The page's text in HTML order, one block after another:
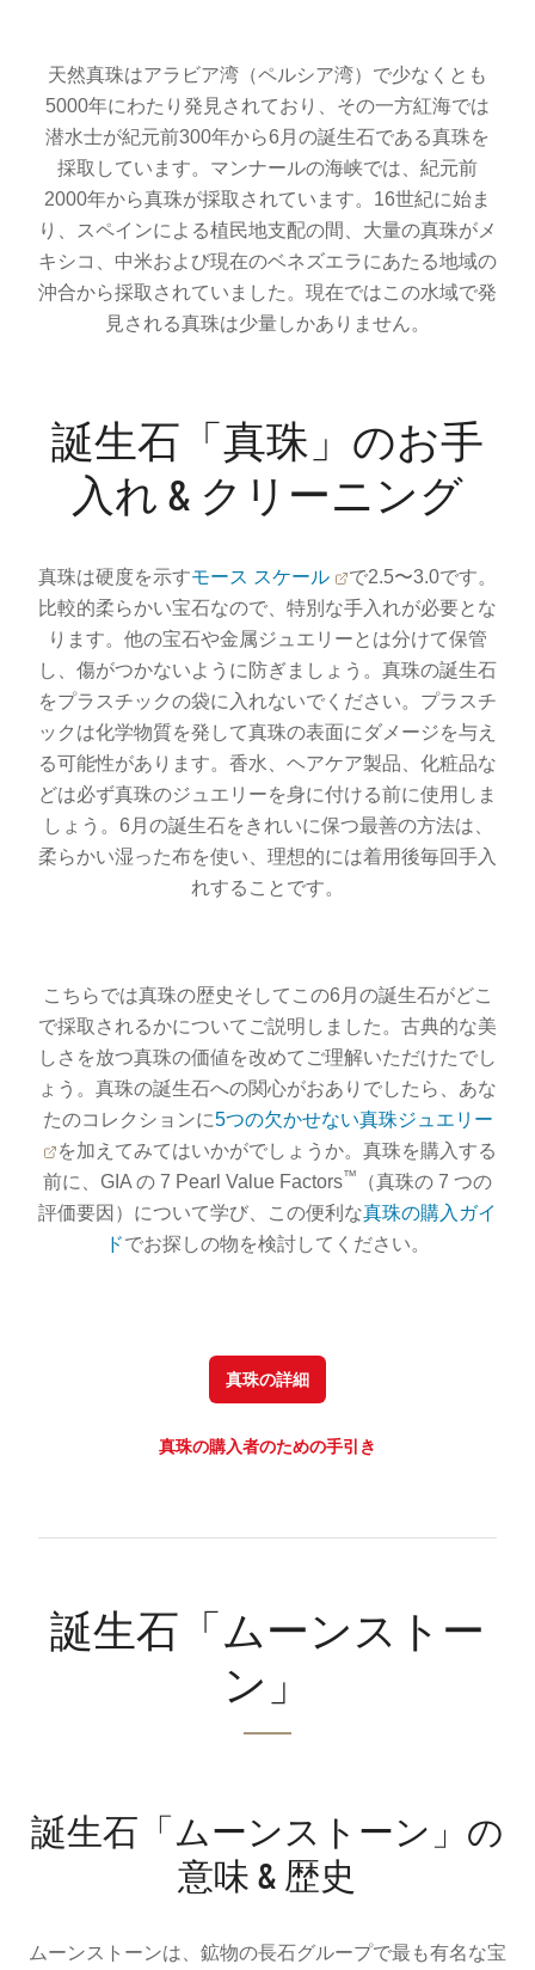
天然真珠はアラビア湾（ペルシア湾）で少なくとも
5000年にわたり発見されており、その一方紅海では
潜水士が紀元前300年から6月の誕生石である真珠を
採取しています。マンナールの海峡では、紀元前
2000年から真珠が採取されています。16世紀に始ま
り、スペインによる植民地支配の間、大量の真珠がメ
キシコ、中米および現在のベネズエラにあたる地域の
沖合から採取されていました。現在ではこの水域で発
見される真珠は少量しかありません。
誕生石「真珠」のお手
入れ & クリーニング
真珠は硬度を示すモース スケール
で2.5〜3.0です。
比較的柔らかい宝石なので、特別な手入れが必要とな
ります。他の宝石や金属ジュエリーとは分けて保管
し、傷がつかないように防ぎましょう。真珠の誕生石
をプラスチックの袋に入れないでください。プラスチ
ックは化学物質を発して真珠の表面にダメージを与え
る可能性があります。香水、ヘアケア製品、化粧品な
どは必ず真珠のジュエリーを身に付ける前に使用しま
しょう。6月の誕生石をきれいに保つ最善の方法は、
柔らかい湿った布を使い、理想的には着用後毎回手入
れすることです。
こちらでは真珠の歴史そしてこの6月の誕生石がどこ
で採取されるかについてご説明しました。古典的な美
しさを放つ真珠の価値を改めてご理解いただけたでし
ょう。真珠の誕生石への関心がおありでしたら、あな
たのコレクションに5つの欠かせない真珠ジュエリー
を加えてみてはいかがでしょうか。真珠を購入する
前に、GIA の 7 Pearl Value Factors™
（真珠の 7 つの
評価要因）について学び、この便利な真珠の購入ガイ
ドでお探しの物を検討してください。
真珠の詳細
真珠の購入者のための手引き
誕生石「ムーンストー
ン」
誕生石「ムーンストーン」の
意味 & 歴史
ムーンストーンは、鉱物の長石グループで最も有名な宝